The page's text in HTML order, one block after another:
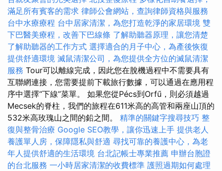
滿足所有賓客的需求 律師公會網站，查詢律師資格與服務
台中水療療程 台中居家清潔，為您打造乾淨的家居環境 雙
下巴醫美療程，改善下巴線條 了解助聽器原理，讓您清楚
了解助聽器的工作方式 選擇適合的月子中心，為產後恢復
提供舒適環境 滅鼠清潔公司，為您提供全方位的滅鼠清潔
服務 Tour可以離線完成，因此您在脫機過程中不需要具有
互聯網連接，您需要提前下載旅行數據，可以通過在應用程
序中選擇“下線”菜單。 如果您從Pécs到Orfű，則必須越過
Mecsek的脊柱，我們的旅程在611米高的高管和兩座山頂的
532米高玫瑰山之間的鉛之間。 精準的關鍵字搜尋技巧 整
復與整骨治療 Google SEO教學，讓你迅速上手 提供老人
養護單人房，保障隱私與舒適 尋找可靠的養護中心，為老
年人提供舒適的生活環境 台北記帳士專業推薦 申辦台胞證
的台北服務 一小時居家清潔的收費標準 護照過期如何處理